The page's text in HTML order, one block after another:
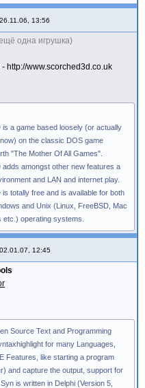
26.11.06, 13:56
одна игрушка)
- http://www.scorched3d.co.uk
is a game based loosely (or actually
on the classic DOS game
"The Mother Of All Games".
adds amongst other new features a
and LAN and internet play.
totally free and is available for both
and Unix (Linux, FreeBSD, Mac
etc.) operating systems.
02.01.07, 12:45
Source Text and Programming
for many Languages,
Features, like starting a program
and capture the output, support for
is written in Delphi (Version 5,